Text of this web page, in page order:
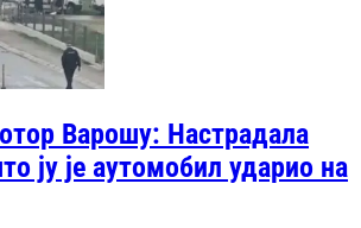
Варошу: Настрадала
ју је аутомобил ударио на